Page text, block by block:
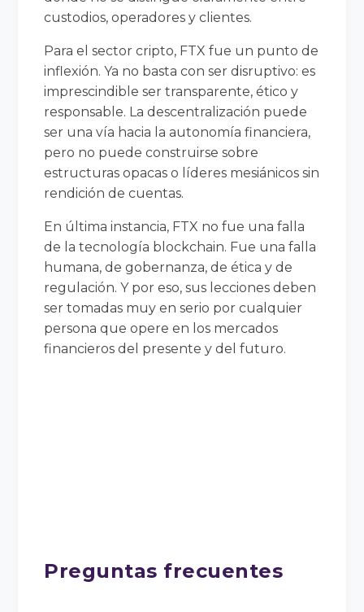
custodios, operadores y clientes.
Para el sector cripto, FTX fue un punto de
inflexión. Ya no basta con ser disruptivo: es
imprescindible ser transparente, ético y
responsable. La descentralización puede
ser una vía hacia la autonomía financiera,
pero no puede construirse sobre
estructuras opacas o líderes mesiánicos sin
rendición de cuentas.
En última instancia, FTX no fue una falla
de la tecnología blockchain. Fue una falla
humana, de gobernanza, de ética y de
regulación. Y por eso, sus lecciones deben
ser tomadas muy en serio por cualquier
persona que opere en los mercados
financieros del presente y del futuro.
Preguntas frecuentes